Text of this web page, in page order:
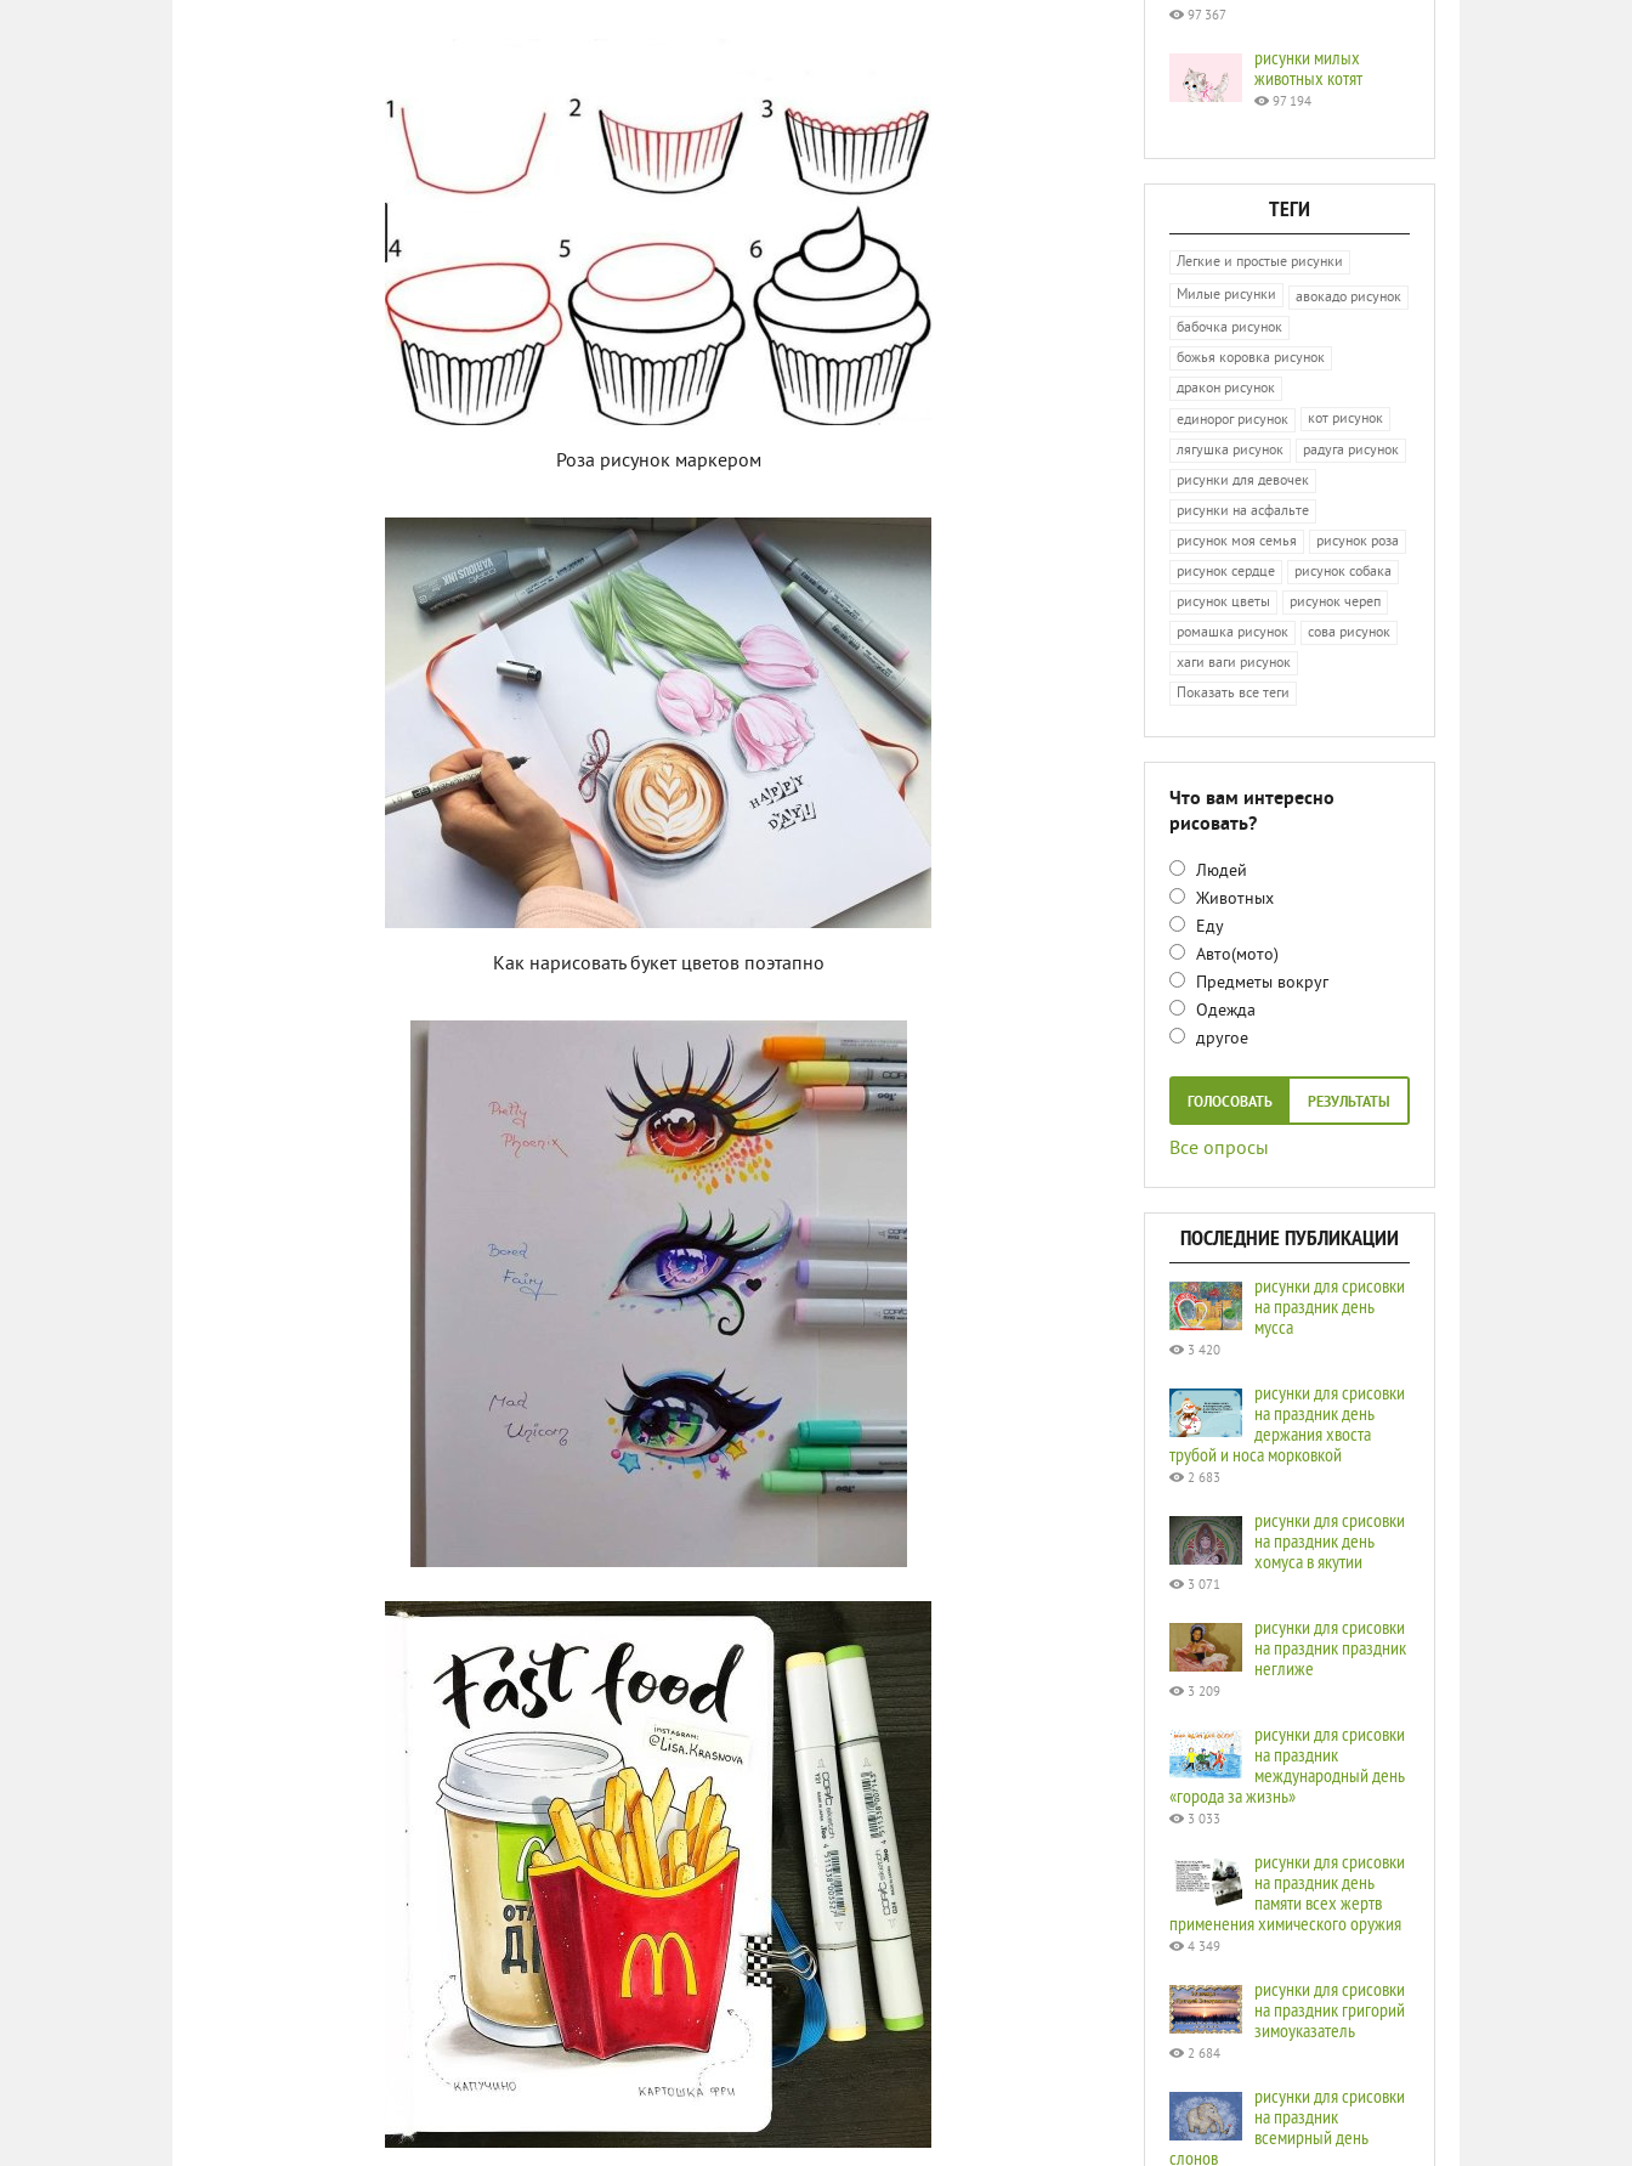
Роза рисунок маркером
Как нарисовать букет цветов поэтапно
97 367
рисунки милых
животных котят
97 194
ТЕГИ
Легкие и простые рисунки
Милые рисунки
авокадо рисунок
бабочка рисунок
божья коровка рисунок
дракон рисунок
единорог рисунок
кот рисунок
лягушка рисунок
радуга рисунок
рисунки для девочек
рисунки на асфальте
рисунок моя семья
рисунок роза
рисунок сердце
рисунок собака
рисунок цветы
рисунок череп
ромашка рисунок
сова рисунок
хаги ваги рисунок
Показать все теги
Что вам интересно
рисовать?
Людей
Животных
Еду
Авто(мото)
Предметы вокруг
Одежда
другое
ГОЛОСОВАТЬ РЕЗУЛЬТАТЫ
Все опросы
ПОСЛЕДНИЕ ПУБЛИКАЦИИ
рисунки для срисовки
на праздник день
мусса
3 420
рисунки для срисовки
на праздник день
держания хвоста
трубой и носа морковкой
2 683
рисунки для срисовки
на праздник день
хомуса в якутии
3 071
рисунки для срисовки
на праздник праздник
неглиже
3 209
рисунки для срисовки
на праздник
международный день
«города за жизнь»
3 033
рисунки для срисовки
на праздник день
памяти всех жертв
применения химического оружия
4 349
рисунки для срисовки
на праздник григорий
зимоуказатель
2 684
рисунки для срисовки
на праздник
всемирный день
слонов